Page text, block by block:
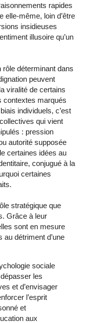
rapides
elle-même, loin d’être
insidieuses
illusoire qu’un
rôle déterminant dans
peuvent
viralité de certains
contextes marqués
individuels, c’est
qui vient
: pression
autorité supposée
certaines idées au
conjugué à la
certaines
stratégique que
Grâce à leur
sont en mesure
au détriment d’une
sociale
les
et d’envisager
l’esprit
et
aux